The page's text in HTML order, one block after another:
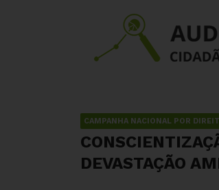
CAMPANHA NACIONAL POR
DEVASTAÇÃO